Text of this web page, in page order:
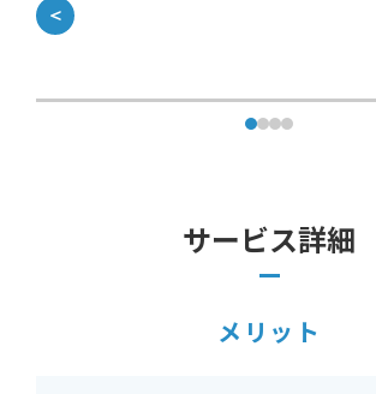
＜
サービス詳細
メリット